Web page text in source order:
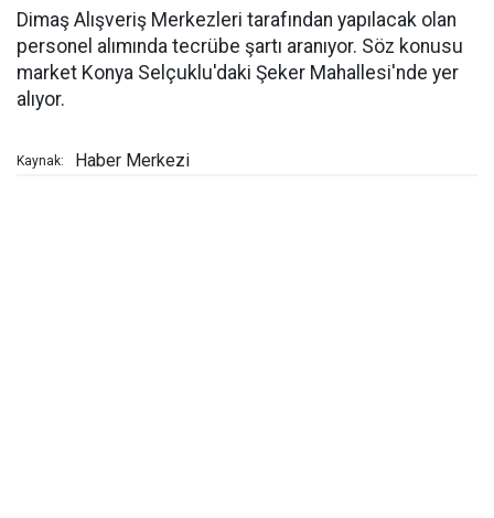
Dimaş Alışveriş Merkezleri tarafından yapılacak olan
personel alımında tecrübe şartı aranıyor. Söz konusu
market Konya Selçuklu'daki Şeker Mahallesi'nde yer
alıyor.
Kaynak: Haber Merkezi